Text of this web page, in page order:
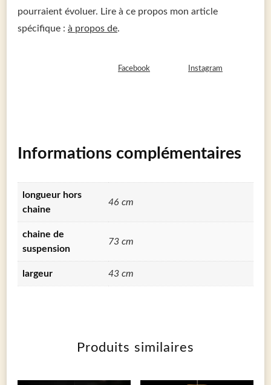
pourraient évoluer. Lire à ce propos mon article
spécifique : à propos de.
Facebook Instagram
Informations complémentaires
longueur hors
chaine
46 cm
chaine de
suspension
73 cm
largeur 43 cm
Produits similaires